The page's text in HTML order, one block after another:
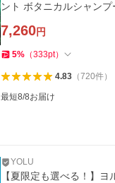
ント ボタニカルシャンプ
7,260円
5% （333pt）
4.83（720件）
最短8/8お届け
YOLU
【夏限定も選べる！】ヨル YOLU ボディ